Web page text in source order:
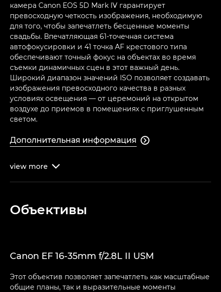
камера Canon EOS 5D Mark IV гарантирует
превосходную четкость изображения, необходимую
для того, чтобы запечатлеть бесценные моменты
свадьбы. Впечатляющая 61-точечная система
автофокусировки и 41 точка AF крестового типа
обеспечивают точный фокус на объектах во время
съемки динамичных сцен в этот важный день.
Широкий диапазон значений ISO позволяет создавать
изображения превосходного качества в разных
условиях освещения — от церемоний на открытом
воздухе до приемов в помещениях с приглушенным
светом.
Дополнительная информация 
view more 
Объективы
Canon EF 16-35mm f/2.8L II USM
Этот объектив позволяет запечатлеть как масштабные
общие планы, так и выразительные моменты